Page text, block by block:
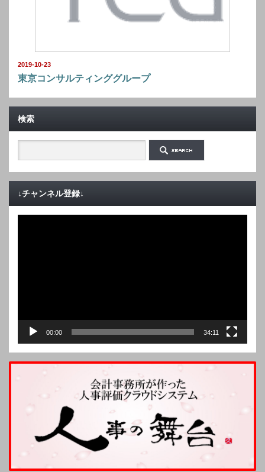
2019-10-23
東京コンサルティンググループ
検索
↓チャンネル登録↓
00:00 34:11